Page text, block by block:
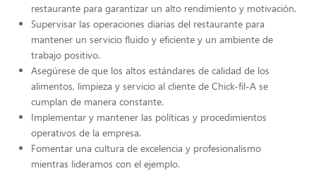
restaurante para garantizar un alto rendimiento y motivación.
Supervisar las operaciones diarias del restaurante para
mantener un servicio fluido y eficiente y un ambiente de
trabajo positivo.
Asegúrese de que los altos estándares de calidad de los
alimentos, limpieza y servicio al cliente de Chick-fil-A se
cumplan de manera constante.
Implementar y mantener las políticas y procedimientos
operativos de la empresa.
Fomentar una cultura de excelencia y profesionalismo
mientras lideramos con el ejemplo.